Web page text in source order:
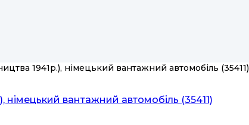
1941р.), німецький вантажний автомобіль (35411)